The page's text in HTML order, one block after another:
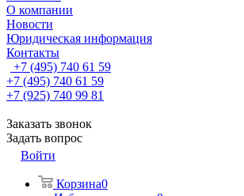
О компании
Новости
Юридическая информация
Контакты
+7 (495) 740 61 59
+7 (495) 740 61 59
+7 (925) 740 99 81
Заказать звонок
Задать вопрос
Войти
Корзина0